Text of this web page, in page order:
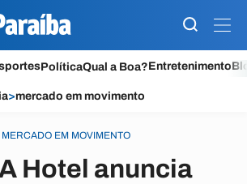
PolíticaQual a Boa?Entretenimento
>mercado em movimento
MERCADO EM MOVIMENTO
Hotel anuncia